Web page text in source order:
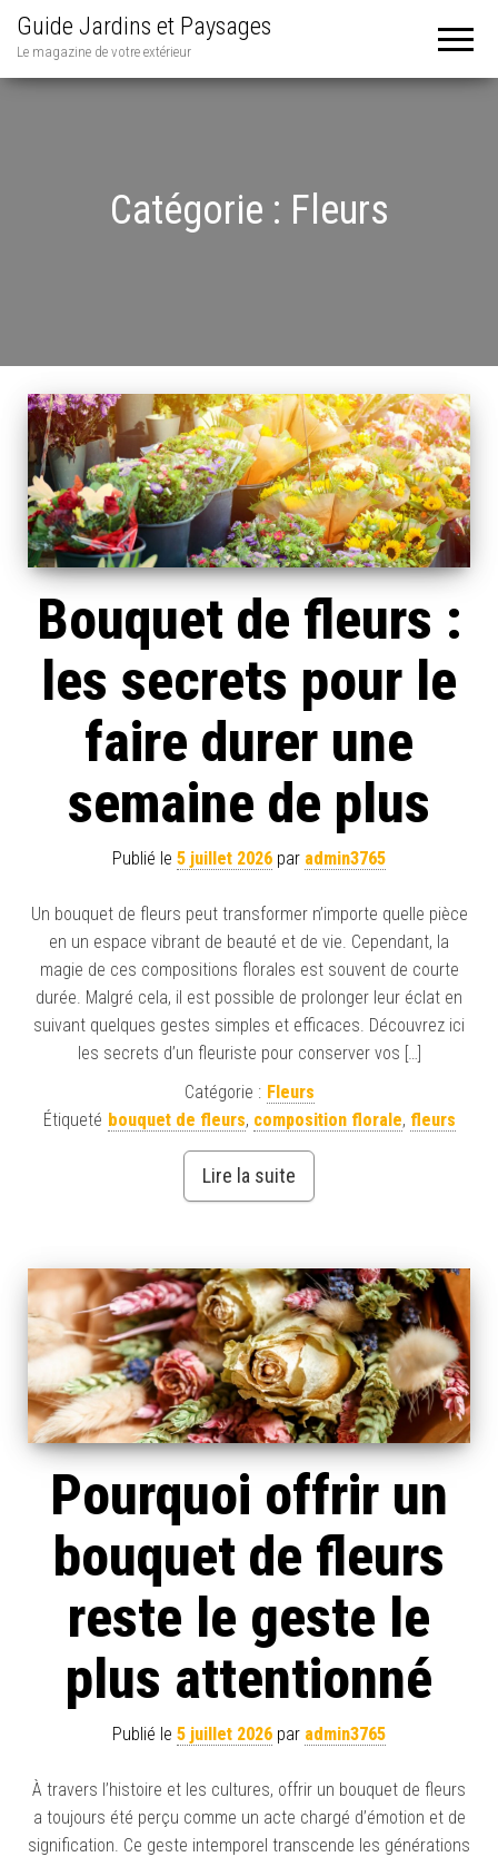
Guide Jardins et Paysages
Le magazine de votre extérieur
Catégorie : Fleurs
Bouquet de fleurs :
les secrets pour le
faire durer une
semaine de plus
Publié le 5 juillet 2026 par admin3765
Un bouquet de fleurs peut transformer n’importe quelle pièce
en un espace vibrant de beauté et de vie. Cependant, la
magie de ces compositions florales est souvent de courte
durée. Malgré cela, il est possible de prolonger leur éclat en
suivant quelques gestes simples et efficaces. Découvrez ici
les secrets d’un fleuriste pour conserver vos […]
Catégorie : Fleurs
Étiqueté bouquet de fleurs, composition florale, fleurs
Lire la suite
Pourquoi offrir un
bouquet de fleurs
reste le geste le
plus attentionné
Publié le 5 juillet 2026 par admin3765
À travers l’histoire et les cultures, offrir un bouquet de fleurs
a toujours été perçu comme un acte chargé d’émotion et de
signification. Ce geste intemporel transcende les générations